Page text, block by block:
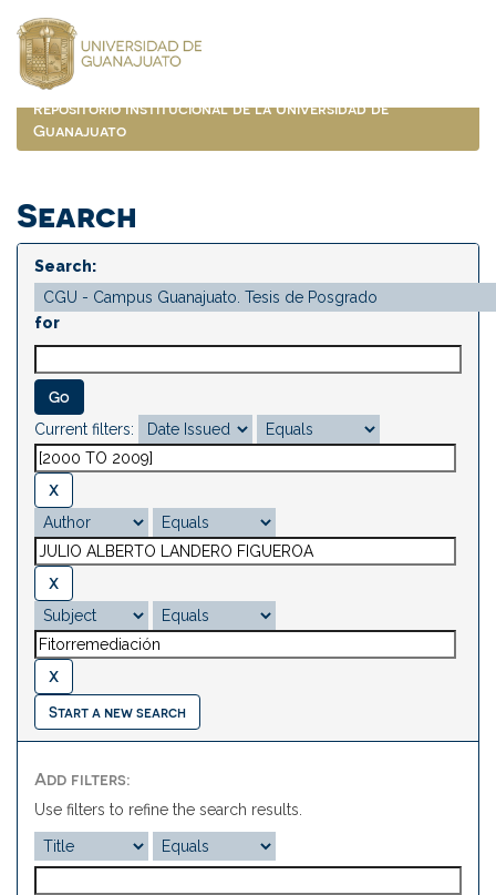
navigation
Repositorio Institucional de la Universidad de
Guanajuato
Search
Search:
for
Current filters:
Start a new search
Add filters:
Use filters to refine the search results.